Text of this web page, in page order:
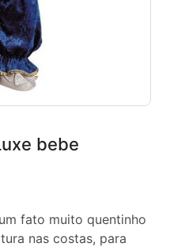
bebe
fato muito quentinho
nas costas, para